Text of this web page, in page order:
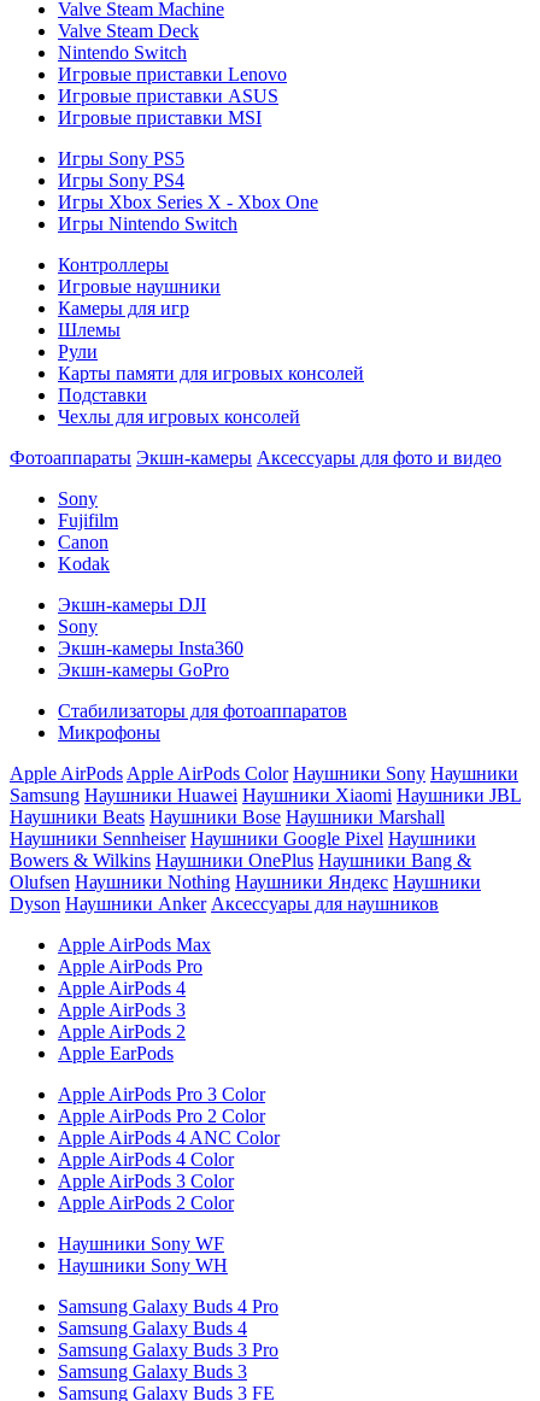
Valve Steam Machine
Valve Steam Deck
Nintendo Switch
Игровые приставки Lenovo
Игровые приставки ASUS
Игровые приставки MSI
Игры Sony PS5
Игры Sony PS4
Игры Xbox Series X - Xbox One
Игры Nintendo Switch
Контроллеры
Игровые наушники
Камеры для игр
Шлемы
Рули
Карты памяти для игровых консолей
Подставки
Чехлы для игровых консолей
Фотоаппараты Экшн-камеры Аксессуары для фото и видео
Sony
Fujifilm
Canon
Kodak
Экшн-камеры DJI
Sony
Экшн-камеры Insta360
Экшн-камеры GoPro
Стабилизаторы для фотоаппаратов
Микрофоны
Apple AirPods Apple AirPods Color Наушники Sony Наушники
Samsung Наушники Huawei Наушники Xiaomi Наушники JBL
Наушники Beats Наушники Bose Наушники Marshall
Наушники Sennheiser Наушники Google Pixel Наушники
Bowers & Wilkins Наушники OnePlus Наушники Bang &
Olufsen Наушники Nothing Наушники Яндекс Наушники
Dyson Наушники Anker Аксессуары для наушников
Apple AirPods Max
Apple AirPods Pro
Apple AirPods 4
Apple AirPods 3
Apple AirPods 2
Apple EarPods
Apple AirPods Pro 3 Color
Apple AirPods Pro 2 Color
Apple AirPods 4 ANC Color
Apple AirPods 4 Color
Apple AirPods 3 Color
Apple AirPods 2 Color
Наушники Sony WF
Наушники Sony WH
Samsung Galaxy Buds 4 Pro
Samsung Galaxy Buds 4
Samsung Galaxy Buds 3 Pro
Samsung Galaxy Buds 3
Samsung Galaxy Buds 3 FE